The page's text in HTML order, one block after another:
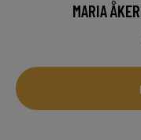
MARIA